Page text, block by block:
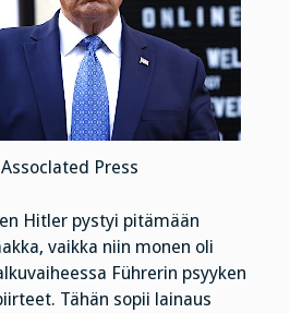
Assoclated Press
Hitler pystyi pitämään
vaikka niin monen oli
Führerin psyyken
Tähän sopii lainaus